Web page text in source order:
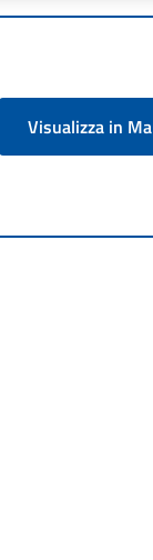
Visualizza in